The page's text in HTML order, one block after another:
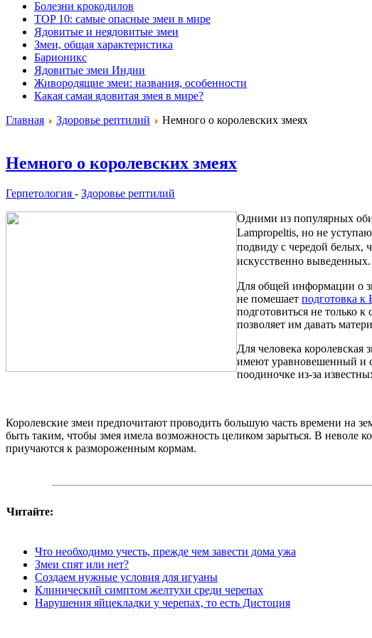
Болезни крокодилов
TOP 10: самые опасные змеи в мире
Ядовитые и неядовитые змеи
Змеи, общая характеристика
Барионикс
Ядовитые змеи Индии
Живородящие змеи: названия, особенности
Какая самая ядовитая змея в мире?
Главная
Здоровье рептилий Немного о королевских змеях
Немного о королевских змеях
Герпетология - Здоровье рептилий
Одними из популярных
Lampropeltis, но не
подвиду с чередой белых,
искусственно выведенных.
Для общей информации о
не помешает подготовка
подготовиться не только
позволяет им давать
Для человека
имеют уравновешенный и
поодиночке из-за
Королевские змеи предпочитают проводить большую часть времени на
быть таким, чтобы змея имела возможность целиком зарыться. В неволе
приучаются к размороженным кормам.
Читайте:
Что необходимо учесть, прежде чем завести дома ужа
Змеи спят или нет?
Создаем нужные условия для игуаны
Клинический симптом желтухи среди черепах
Нарушения яйцекладки у черепах, то есть Дистоция